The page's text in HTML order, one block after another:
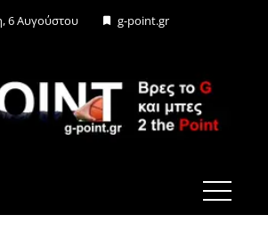
6 Αυγούστου g-point.gr